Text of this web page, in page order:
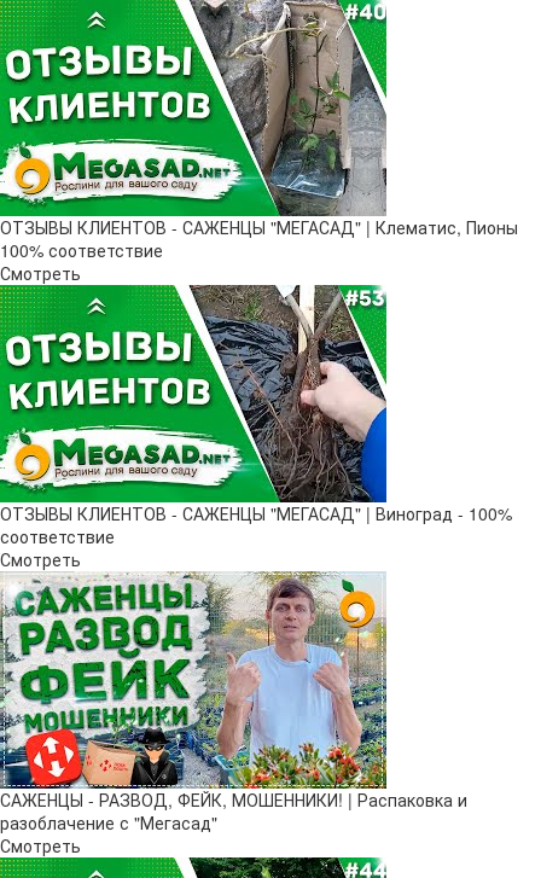
ОТЗЫВЫ КЛИЕНТОВ - САЖЕНЦЫ "МЕГАСАД" | Клематис, Пионы
100% соответствие
Смотреть
ОТЗЫВЫ КЛИЕНТОВ - САЖЕНЦЫ "МЕГАСАД" | Виноград - 100%
соответствие
Смотреть
САЖЕНЦЫ - РАЗВОД, ФЕЙК, МОШЕННИКИ! | Распаковка и
разоблачение с "Мегасад"
Смотреть